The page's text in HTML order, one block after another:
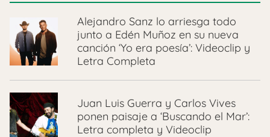
Alejandro Sanz lo arriesga todo
junto a Edén Muñoz en su nueva
canción ‘Yo era poesía’: Videoclip y
Letra Completa
Juan Luis Guerra y Carlos Vives
ponen paisaje a ‘Buscando el Mar’:
Letra completa y Videoclip